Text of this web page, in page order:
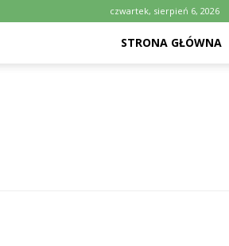
czwartek, sierpień 6, 2026
STRONA GŁÓWNA